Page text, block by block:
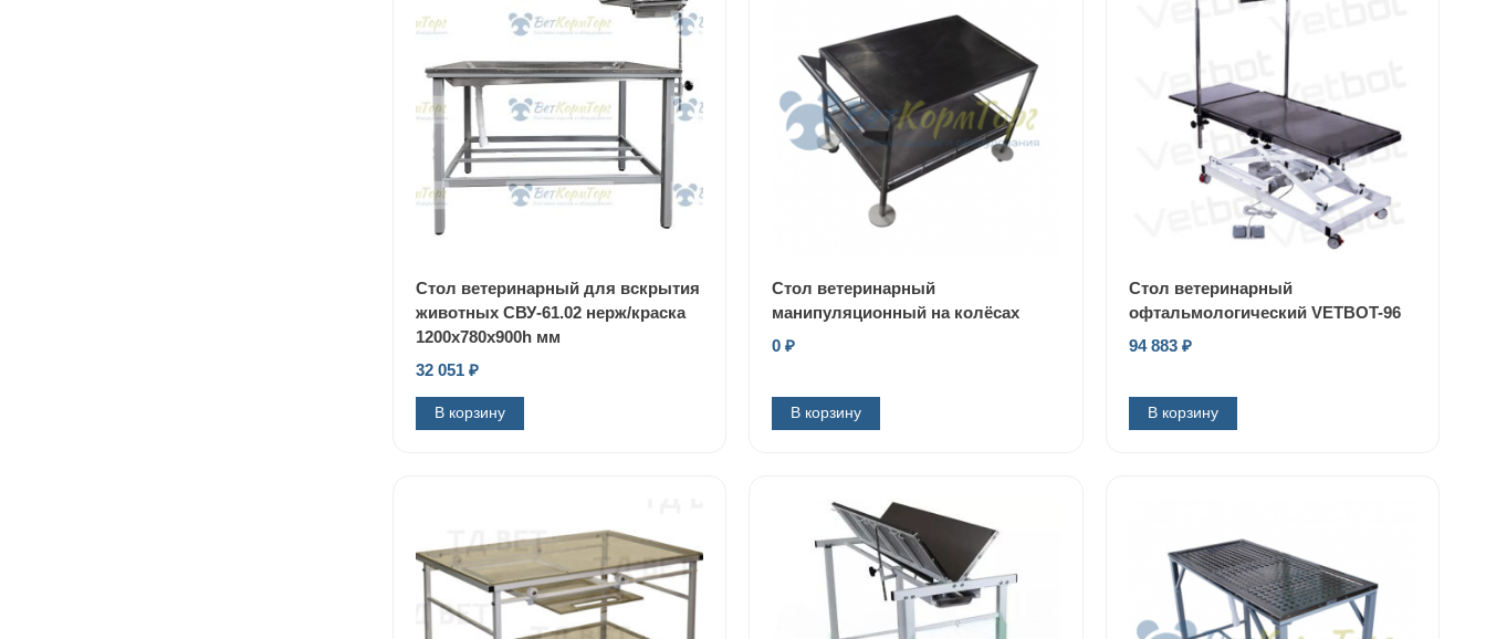
Стол ветеринарный для вскрытия
животных СВУ-61.02 нерж/краска
1200x780x900h мм
32 051 ₽
В корзину
Стол ветеринарный
манипуляционный на колёсах
0₽
В корзину
Стол ветеринарный
офтальмологический VETBOT-96
94 883 ₽
В корзину